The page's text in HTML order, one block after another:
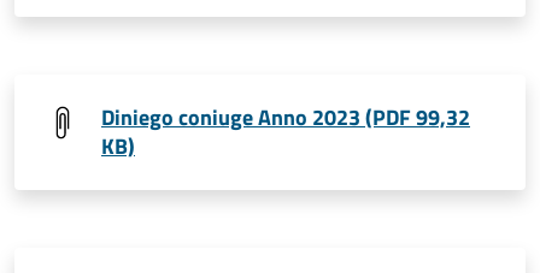
Diniego coniuge Anno 2023 (PDF 99,32
KB)